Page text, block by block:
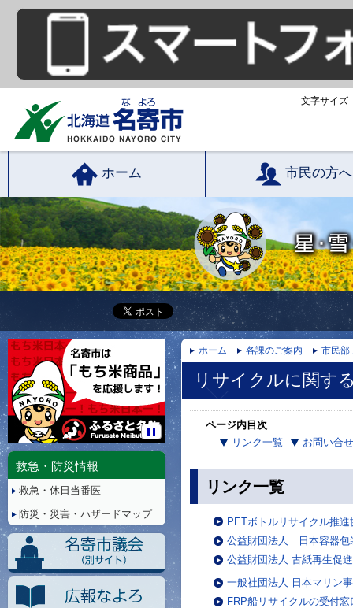
文字サイズ
ホーム 市民の方へ
ホーム 各課のご案内 市民部
リサイクルに関す
ページ内目次
リンク一覧
お問い合
リンク一覧
PETボトルリサイクル推
公益財団法人 日本容器包
公益財団法人 古紙再生促
一般社団法人 日本マリン
FRP船リサイクルの受付
停
救急・防災情報
救急・休日当番医
防災・災害・ハザードマップ